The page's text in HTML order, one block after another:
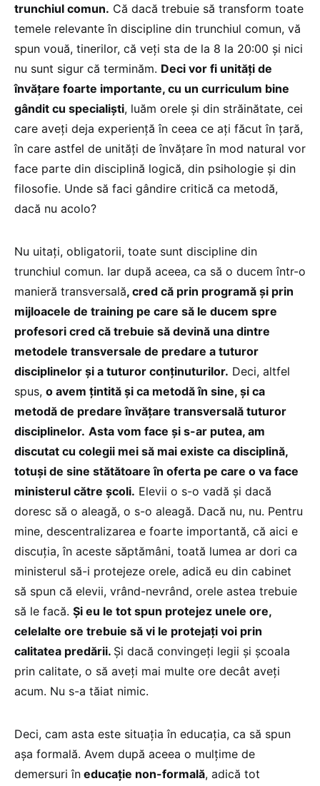
trunchiul comun. Că dacă trebuie să transform toate
temele relevante în discipline din trunchiul comun, vă
spun vouă, tinerilor, că veți sta de la 8 la 20:00 și nici
nu sunt sigur că terminăm. Deci vor fi unități de
învățare foarte importante, cu un curriculum bine
gândit cu specialiști, luăm orele și din străinătate, cei
care aveți deja experiență în ceea ce ați făcut în țară,
în care astfel de unități de învățare în mod natural vor
face parte din disciplină logică, din psihologie și din
filosofie. Unde să faci gândire critică ca metodă,
dacă nu acolo?
Nu uitați, obligatorii, toate sunt discipline din
trunchiul comun. Iar după aceea, ca să o ducem într-o
manieră transversală, cred că prin programă și prin
mijloacele de training pe care să le ducem spre
profesori cred că trebuie să devină una dintre
metodele transversale de predare a tuturor
disciplinelor și a tuturor conținuturilor. Deci, altfel
spus, o avem țintită și ca metodă în sine, și ca
metodă de predare învățare transversală tuturor
disciplinelor. Asta vom face și s-ar putea, am
discutat cu colegii mei să mai existe ca disciplină,
totuși de sine stătătoare în oferta pe care o va face
ministerul către școli. Elevii o s-o vadă și dacă
doresc să o aleagă, o s-o aleagă. Dacă nu, nu. Pentru
mine, descentralizarea e foarte importantă, că aici e
discuția, în aceste săptămâni, toată lumea ar dori ca
ministerul să-i protejeze orele, adică eu din cabinet
să spun că elevii, vrând-nevrând, orele astea trebuie
să le facă. Și eu le tot spun protejez unele ore,
celelalte ore trebuie să vi le protejați voi prin
calitatea predării. Și dacă convingeți legii și școala
prin calitate, o să aveți mai multe ore decât aveți
acum. Nu s-a tăiat nimic.
Deci, cam asta este situația în educația, ca să spun
așa formală. Avem după aceea o mulțime de
demersuri în educație non-formală, adică tot